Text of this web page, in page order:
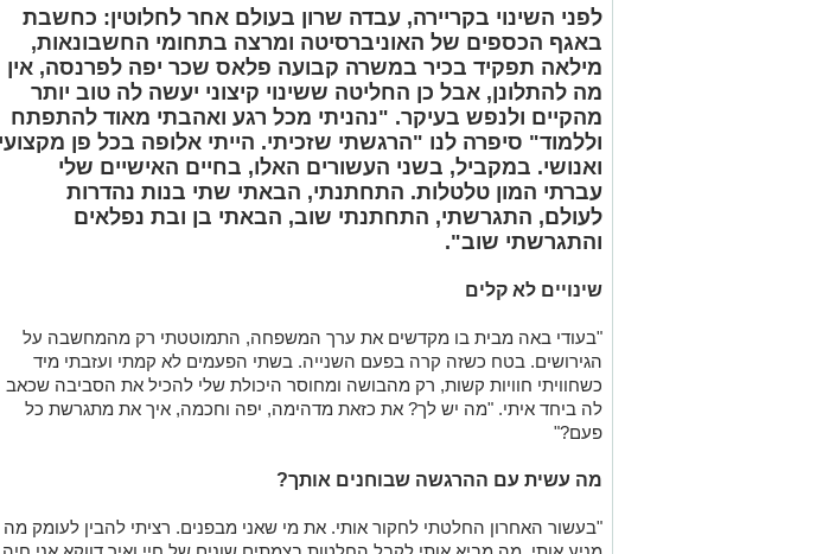
מהקיים ולנפש בעיקר. "נהניתי מכל רגע ואהבתי מאוד להתפתח
וללמוד" סיפרה לנו "הרגשתי שזכיתי. הייתי אלופה בכל פן מקצועי
ואנושי. במקביל, בשני העשורים האלו, בחיים האישיים שלי
עברתי המון טלטלות. התחתנתי, הבאתי שתי בנות נהדרות
לעולם, התגרשתי, התחתנתי שוב, הבאתי בן ובת נפלאים
והתגרשתי שוב".
שינויים לא קלים
"בעודי באה מבית בו מקדשים את ערך המשפחה, התמוטטתי רק מהמחשבה על
כשחוויתי חוויות קשות, רק מהבושה ומחוסר היכולת שלי להכיל את הסביבה שכאב
לה ביחד איתי. "מה יש לך? את כזאת מדהימה, יפה וחכמה, איך את מתגרשת כל
פעם?"
מה עשית עם ההרגשה שבוחנים אותך?
"בעשור האחרון החלטתי לחקור אותי. את מי שאני מבפנים. רציתי להבין לעומק מה
חיים זוגיים כל כך מבולבלים שמסתיימים בכאב גדול בכל פעם מחדש, בעוד מול
העולם המקצועי והחברתי הרגשתי נפלא. אלו היו עשר שנים נפלאות, בהן נכנסתי
לעומק התת מודע, הורדתי מסיכות שהורגלתי לשים ועברתי תהליך של התפתחות
בקצב מטורף. ככל שגיליתי יותר על עצמי ועל ההתנהגות האנושית ועל איך המוח